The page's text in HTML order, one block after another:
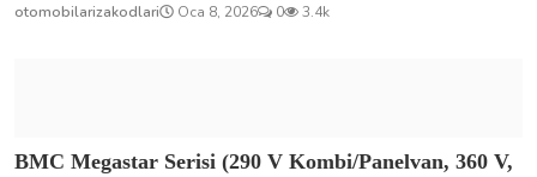
otomobilarizakodlari Oca 8, 2026 0 3.4k
BMC Megastar Serisi (290 V Kombi/Panelvan, 360 V,